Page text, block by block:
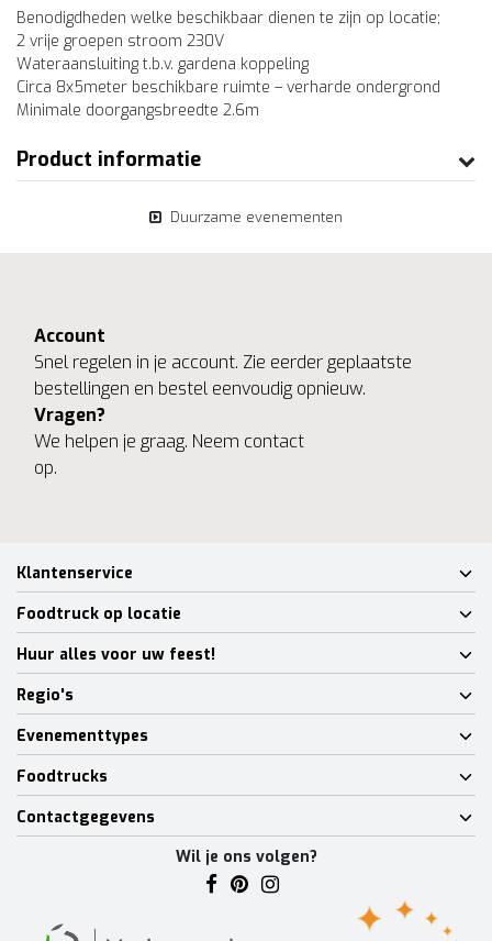
Benodigdheden welke beschikbaar dienen te zijn op locatie;
2 vrije groepen stroom 230V
Wateraansluiting t.b.v. gardena koppeling
Circa 8x5meter beschikbare ruimte – verharde ondergrond
Minimale doorgangsbreedte 2.6m
Product informatie
Duurzame evenementen
Account
Snel regelen in je account. Zie eerder geplaatste
bestellingen en bestel eenvoudig opnieuw.
Vragen?
We helpen je graag. Neem contact
op.
Klantenservice
Foodtruck op locatie
Huur alles voor uw feest!
Regio's
Evenementtypes
Foodtrucks
Contactgegevens
Wil je ons volgen?